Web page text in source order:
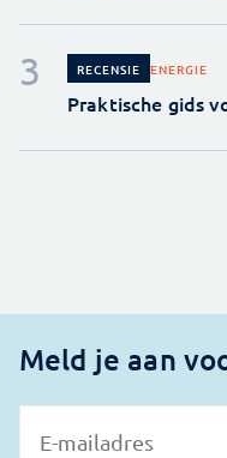
RECENSIE ENERGIE
Praktische gids
Meld je aan